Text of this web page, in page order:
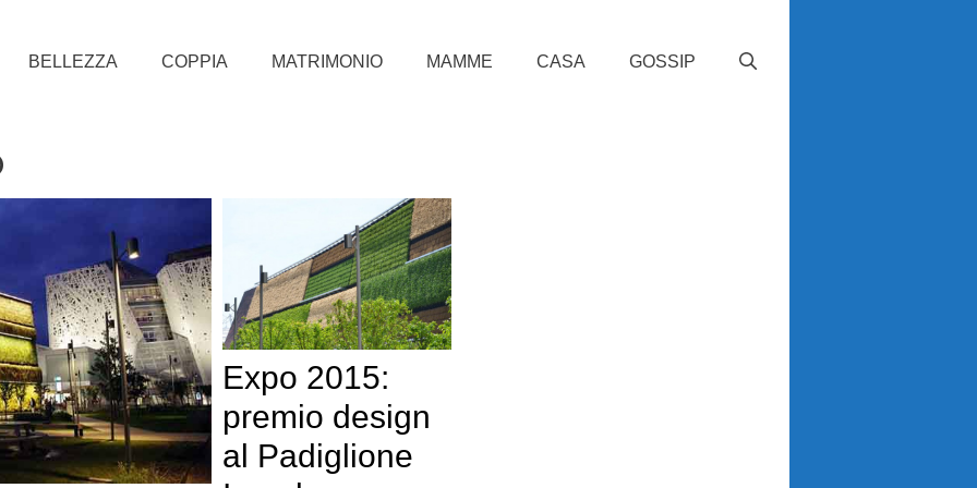
BELLEZZA COPPIA MATRIMONIO MAMME CASA GOSSIP
Expo 2015:
premio design
al Padiglione